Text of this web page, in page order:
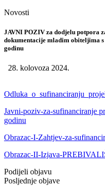
Novosti
JAVNI POZIV za dodjelu potpora
dokumentacije mladim obiteljima
godinu
28. kolovoza 2024.
Javni-poziv-za-sufinanciranje
godinu
Obrazac-I-Zahtjev-za-
Obrazac-II-Izjava-
Podijeli objavu
Posljednje objave